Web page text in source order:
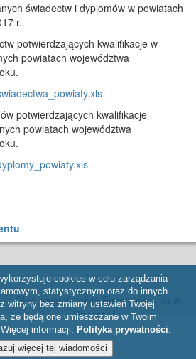
świadectw i dyplomów w powiatach
r.
potwierdzających kwalifikacje w
powiatach województwa
potwierdzających kwalifikacje
powiatach województwa
Okręgowa Komisja Egzaminacyjna w
Warszawie
ul. Józefa Bema 87, 01-233 Warszawa,
tel. 22 457 03 35, e-mail:
cookies w celu zarządzania
statystycznym oraz do innych
witryny bez zmiany ustawień Twojej
że będą one umieszczane w Twoim
informacji: Polityka prywatności.